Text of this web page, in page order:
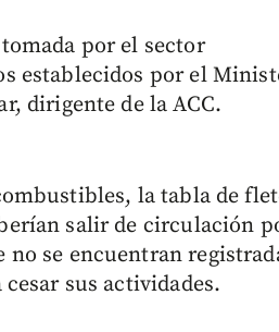
por el sector
establecidos por el
dirigente de la ACC.
la tabla de
salir de circulación
se encuentran
sus actividades.